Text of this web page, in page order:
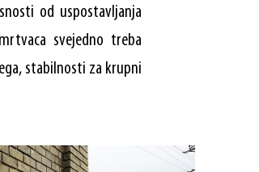
od uspostavljanja
svejedno treba
stabilnosti za krupni